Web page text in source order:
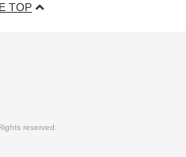
TOP
reserved.